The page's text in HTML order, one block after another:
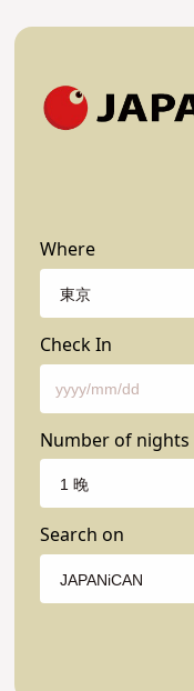
Where
Check In
Number of nights
Search on